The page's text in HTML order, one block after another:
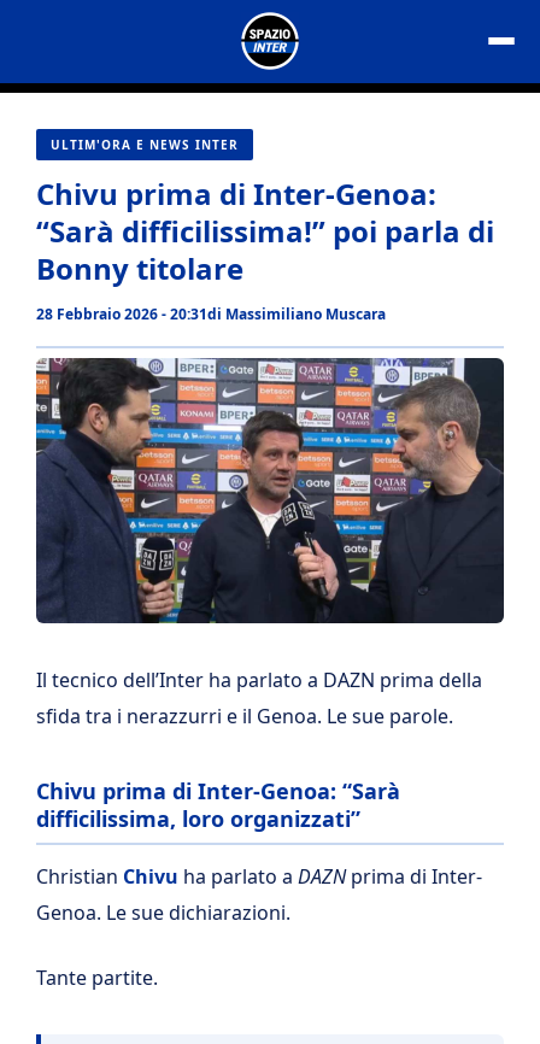
contenuto
ULTIM'ORA E NEWS INTER
Chivu prima di Inter-Genoa:
“Sarà difficilissima!” poi parla di
Bonny titolare
28 Febbraio 2026 - 20:31di Massimiliano Muscara
Il tecnico dell’Inter ha parlato a DAZN prima della
sfida tra i nerazzurri e il Genoa. Le sue parole.
Chivu prima di Inter-Genoa: “Sarà
difficilissima, loro organizzati”
Christian Chivu ha parlato a DAZNprima di Inter-
Genoa. Le sue dichiarazioni.
Tante partite.